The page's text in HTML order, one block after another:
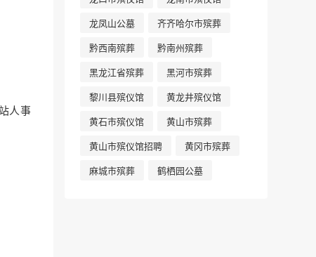
人事
龙凤山公墓
齐齐哈尔市殡葬
黔西南殡葬
黔南州殡葬
黑龙江省殡葬
黑河市殡葬
黎川县殡仪馆
黄龙井殡仪馆
黄石市殡仪馆
黄山市殡葬
黄山市殡仪馆招聘
黄冈市殡葬
麻城市殡葬
鹤栖园公墓